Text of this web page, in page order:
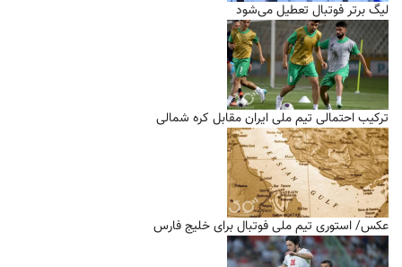
لیگ برتر فوتبال تعطیل می‌شود
ترکیب احتمالی تیم ملی ایران مقابل کره شمالی
عکس/ استوری تیم ملی فوتبال برای خلیج فارس